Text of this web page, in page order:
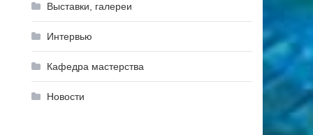
Выставки, галереи
Интервью
Кафедра мастерства
Новости